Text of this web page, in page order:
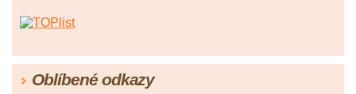
Oblíbené odkazy